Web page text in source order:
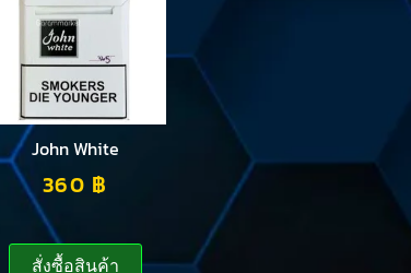
John White
360 ฿
สั่งซื้อสินค้า